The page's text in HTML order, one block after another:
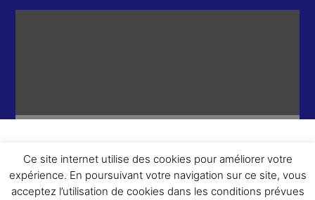
© 2026- Une collaboration 2 ème Round et Yellowpoly. Tous droits
réservés.
Ce site internet utilise des cookies pour améliorer votre
expérience. En poursuivant votre navigation sur ce site, vous
acceptez l’utilisation de cookies dans les conditions prévues